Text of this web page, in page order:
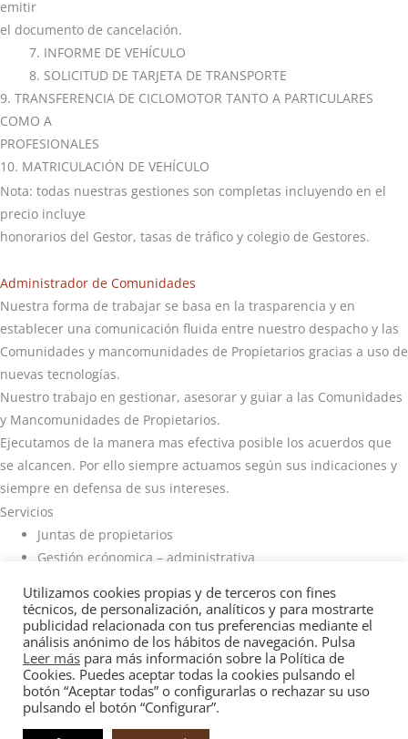
emitir
el documento de cancelación.
7. INFORME DE VEHÍCULO
8. SOLICITUD DE TARJETA DE TRANSPORTE
9. TRANSFERENCIA DE CICLOMOTOR TANTO A PARTICULARES
COMO A
PROFESIONALES
10. MATRICULACIÓN DE VEHÍCULO
Nota: todas nuestras gestiones son completas incluyendo en el
precio incluye
honorarios del Gestor, tasas de tráfico y colegio de Gestores.
Administrador de Comunidades
Nuestra forma de trabajar se basa en la trasparencia y en
establecer una comunicación fluida entre nuestro despacho y las
Comunidades y mancomunidades de Propietarios gracias a uso de
nuevas tecnologías.
Nuestro trabajo en gestionar, asesorar y guiar a las Comunidades
y Mancomunidades de Propietarios.
Ejecutamos de la manera mas efectiva posible los acuerdos que
se alcancen. Por ello siempre actuamos según sus indicaciones y
siempre en defensa de sus intereses.
Servicios
Juntas de propietarios
Gestión ecónomica – administrativa
Gestión contable
Inspecciones y asimilados
Estados económicos
Adaptación y cumplimiento de la L.O.P.D.
Gestiones de obras, conservación y mantenimiento
Utilizamos cookies propias y de terceros con fines
técnicos, de personalización, analíticos y para mostrarte
publicidad relacionada con tus preferencias mediante el
análisis anónimo de los hábitos de navegación. Pulsa
Leer más para más información sobre la Política de
Cookies. Puedes aceptar todas la cookies pulsando el
botón “Aceptar todas” o configurarlas o rechazar su uso
pulsando el botón “Configurar”.